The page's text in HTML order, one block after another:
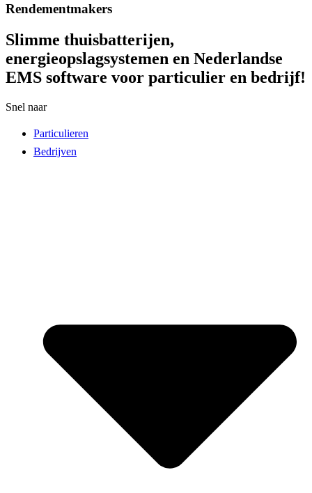
Rendementmakers
Slimme thuisbatterijen,
energieopslagsystemen en Nederlandse
EMS software voor particulier en bedrijf!
Snel naar
Particulieren
Bedrijven